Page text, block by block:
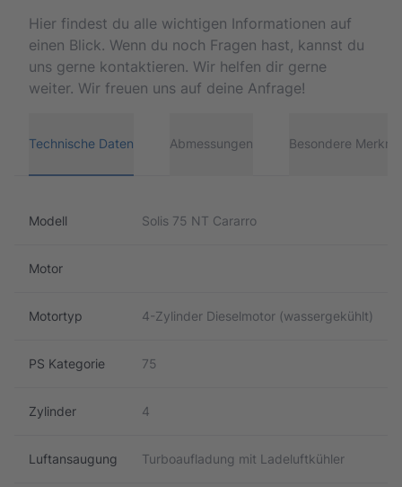
Hier findest du alle wichtigen Informationen auf
einen Blick. Wenn du noch Fragen hast, kannst du
uns gerne kontaktieren. Wir helfen dir gerne
weiter. Wir freuen uns auf deine Anfrage!
Technische Daten Abmessungen Besondere
Modell Solis 75 NT Cararro
Motor
Motortyp 4-Zylinder Dieselmotor (wassergekühlt)
PS Kategorie 75
Zylinder 4
Luftansaugung Turboaufladung mit Ladeluftkühler